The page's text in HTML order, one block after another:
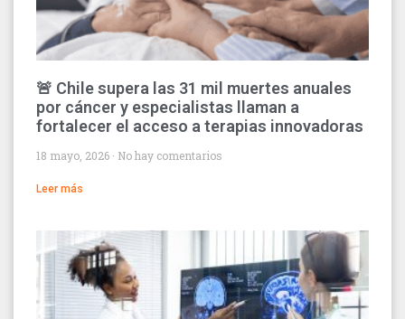
🚨 Chile supera las 31 mil muertes anuales
por cáncer y especialistas llaman a
fortalecer el acceso a terapias innovadoras
18 mayo, 2026 No hay comentarios
Leer más